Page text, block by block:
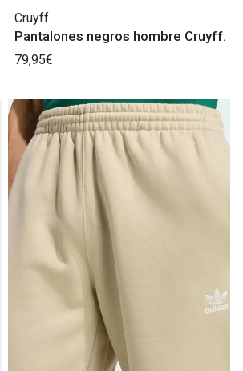
Cruyff
Pantalones negros hombre Cruyff.
79,95€